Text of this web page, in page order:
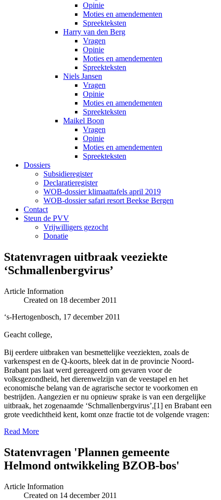
Opinie
Moties en amendementen
Spreekteksten
Harry van den Berg
Vragen
Opinie
Moties en amendementen
Spreekteksten
Niels Jansen
Vragen
Opinie
Moties en amendementen
Spreekteksten
Maikel Boon
Vragen
Opinie
Moties en amendementen
Spreekteksten
Dossiers
Subsidieregister
Declaratieregister
WOB-dossier klimaattafels april 2019
WOB-dossier safari resort Beekse Bergen
Contact
Steun de PVV
Vrijwilligers gezocht
Donatie
Statenvragen uitbraak veeziekte
‘Schmallenbergvirus’
Article Information
Created on 18 december 2011
‘s-Hertogenbosch, 17 december 2011
Geacht college,
Bij eerdere uitbraken van besmettelijke veeziekten, zoals de
varkenspest en de Q-koorts, bleek dat in de provincie Noord-
Brabant pas laat werd gereageerd om gevaren voor de
volksgezondheid, het dierenwelzijn van de veestapel en het
economische belang van de agrarische sector te voorkomen en
bestrijden. Aangezien er nu opnieuw sprake is van een dergelijke
uitbraak, het zogenaamde ‘Schmallenbergvirus’,[1] en Brabant een
grote veedichtheid kent, komt onze fractie tot de volgende vragen:
Read More
Statenvragen 'Plannen gemeente
Helmond ontwikkeling BZOB-bos'
Article Information
Created on 14 december 2011